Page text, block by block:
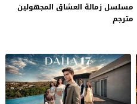
مسلسل زمالة العشاق المجهولين
مترجم